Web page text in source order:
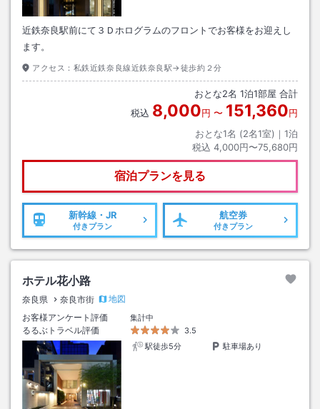
近鉄奈良駅前にて３Ｄホログラムのフロントでお客様をお迎えし
ます。
アクセス： 私鉄近鉄奈良線近鉄奈良駅→徒歩約２分
おとな2名 1泊1部屋 合計
税込 8,000円 〜 151,360円
おとな1名 (2名1室)｜ 1泊
税込 4,000円〜75,680円
宿泊プランを見る
新幹線・JR
付きプラン
航空券
付きプラン
ホテル花小路
奈良県 奈良市街
地図
お客様アンケート評価
集計中
るるぶトラベル評価
3.5
駅徒歩5分
駐車場あり